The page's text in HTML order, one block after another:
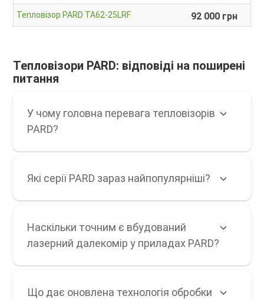
Тепловізор PARD TA62-25LRF 92 000 грн
Тепловізори PARD: відповіді на поширені
питання
У чому головна перевага тепловізорів
PARD?
Які серії PARD зараз найпопулярніші?
Наскільки точним є вбудований
лазерний далекомір у приладах PARD?
Що дає оновлена технологія обробки